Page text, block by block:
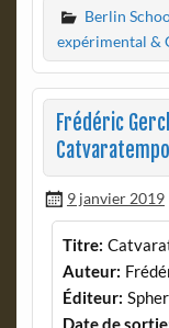
Berlin
expérimental &
Frédéric
9 janvier 2019
Titre:
Auteur:
Éditeur:
Date de